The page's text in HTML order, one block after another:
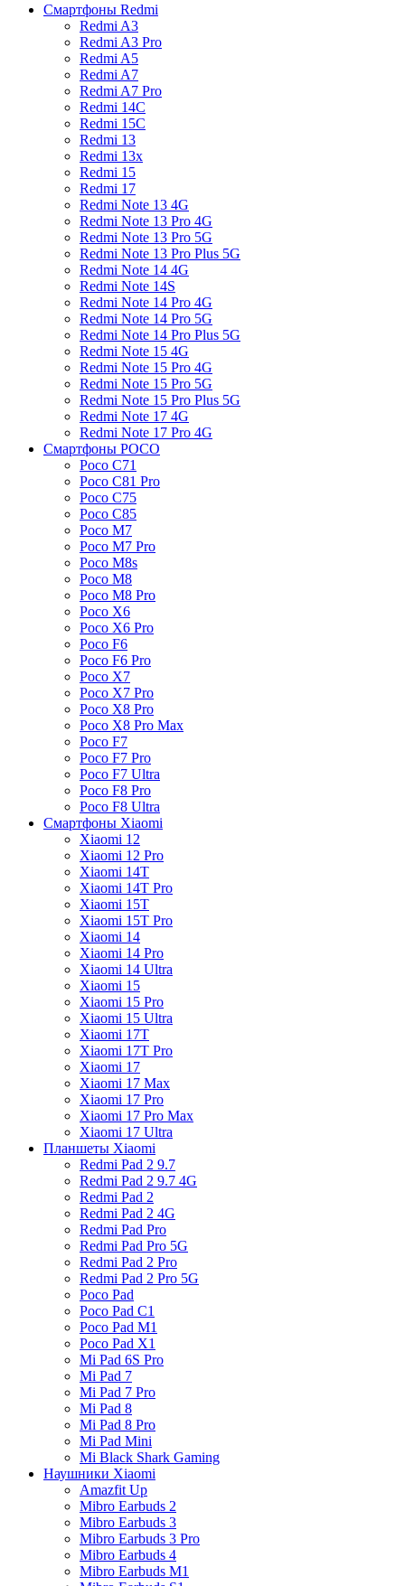
Смартфоны Redmi
Redmi A3
Redmi A3 Pro
Redmi A5
Redmi A7
Redmi A7 Pro
Redmi 14C
Redmi 15C
Redmi 13
Redmi 13x
Redmi 15
Redmi 17
Redmi Note 13 4G
Redmi Note 13 Pro 4G
Redmi Note 13 Pro 5G
Redmi Note 13 Pro Plus 5G
Redmi Note 14 4G
Redmi Note 14S
Redmi Note 14 Pro 4G
Redmi Note 14 Pro 5G
Redmi Note 14 Pro Plus 5G
Redmi Note 15 4G
Redmi Note 15 Pro 4G
Redmi Note 15 Pro 5G
Redmi Note 15 Pro Plus 5G
Redmi Note 17 4G
Redmi Note 17 Pro 4G
Смартфоны POCO
Poco C71
Poco C81 Pro
Poco C75
Poco C85
Poco M7
Poco M7 Pro
Poco M8s
Poco M8
Poco M8 Pro
Poco X6
Poco X6 Pro
Poco F6
Poco F6 Pro
Poco X7
Poco X7 Pro
Poco X8 Pro
Poco X8 Pro Max
Poco F7
Poco F7 Pro
Poco F7 Ultra
Poco F8 Pro
Poco F8 Ultra
Смартфоны Xiaomi
Xiaomi 12
Xiaomi 12 Pro
Xiaomi 14T
Xiaomi 14T Pro
Xiaomi 15T
Xiaomi 15T Pro
Xiaomi 14
Xiaomi 14 Pro
Xiaomi 14 Ultra
Xiaomi 15
Xiaomi 15 Pro
Xiaomi 15 Ultra
Xiaomi 17T
Xiaomi 17T Pro
Xiaomi 17
Xiaomi 17 Max
Xiaomi 17 Pro
Xiaomi 17 Pro Max
Xiaomi 17 Ultra
Планшеты Xiaomi
Redmi Pad 2 9.7
Redmi Pad 2 9.7 4G
Redmi Pad 2
Redmi Pad 2 4G
Redmi Pad Pro
Redmi Pad Pro 5G
Redmi Pad 2 Pro
Redmi Pad 2 Pro 5G
Poco Pad
Poco Pad C1
Poco Pad M1
Poco Pad X1
Mi Pad 6S Pro
Mi Pad 7
Mi Pad 7 Pro
Mi Pad 8
Mi Pad 8 Pro
Mi Pad Mini
Mi Black Shark Gaming
Наушники Xiaomi
Amazfit Up
Mibro Earbuds 2
Mibro Earbuds 3
Mibro Earbuds 3 Pro
Mibro Earbuds 4
Mibro Earbuds M1